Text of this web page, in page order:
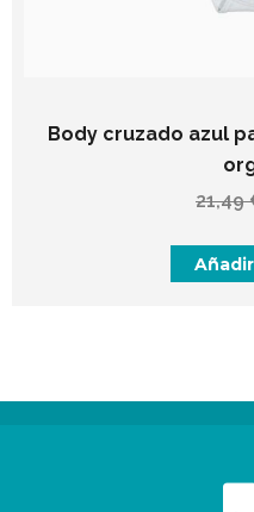
Body cruzado azul
21,49